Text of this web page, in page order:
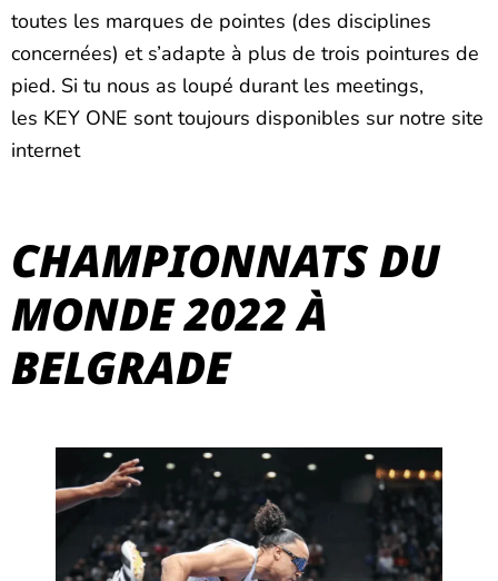
toutes les marques de pointes (des disciplines
concernées) et s’adapte à plus de trois pointures de
pied. Si tu nous as loupé durant les meetings,
les KEY ONE sont toujours disponibles sur notre site
internet
CHAMPIONNATS DU
MONDE 2022 À
BELGRADE